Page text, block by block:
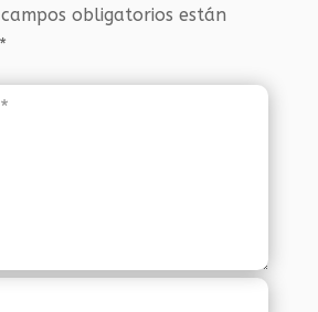
campos obligatorios están
*